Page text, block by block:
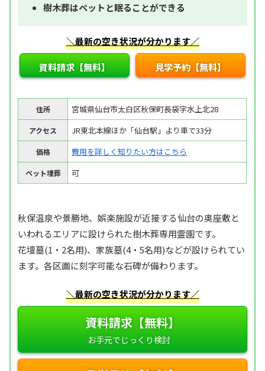
樹木葬はペットと眠ることができる
＼最新の空き状況が分かります／
資料請求【無料】 見学予約【無料】
住所 宮城県仙台市太白区秋保町長袋字水上北28
アクセス JR東北本線ほか「仙台駅」より車で33分
価格 費用を詳しく知りたい方はこちら
ペット埋葬 可
秋保温泉や景勝地、娯楽施設が近接する仙台の奥座敷と
いわれるエリアに設けられた樹木葬専用霊園です。
花壇墓(1・2名用)、家族墓(4・5名用)などが設けられてい
ます。各区画に刻字可能な石碑が備わります。
＼最新の空き状況が分かります／
資料請求【無料】